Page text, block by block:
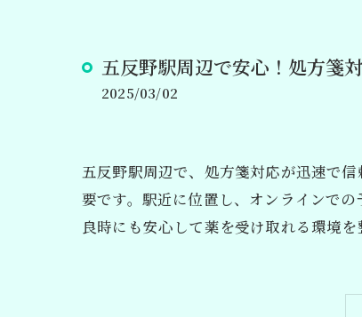
五反野駅周辺で安心！処方箋
2025/03/02
五反野駅周辺で、処方箋対応が迅速で
要です。駅近に位置し、オンラインで
良時にも安心して薬を受け取れる環境を